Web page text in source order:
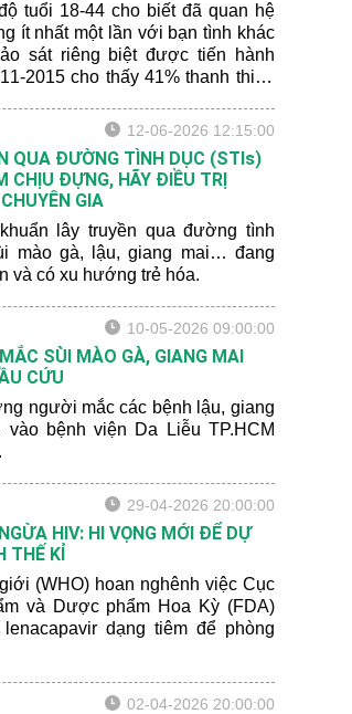
tuổi 18-44 cho biết đã quan hệ
ít nhất một lần với bạn tình khác
sát riêng biệt được tiến hành
2015 cho thấy 41% thanh thiếu
tình khác giới. 12-06-2026 12:15:00
QUA ĐƯỜNG TÌNH DỤC (STIs)
CHỊU ĐỰNG, HÃY ĐIỀU TRỊ
GIA
lây truyền qua đường tình
mào gà, lậu, giang mai… đang
và có xu hướng trẻ hóa.
10-05-2026 09:00:00
SÙI MÀO GÀ, GIANG MAI
CỨU
người mắc các bệnh lậu, giang
vào bệnh viện Da Liễu TP.HCM
29-04-2026 20:00:00
HIV: HI VỌNG MỚI ĐỂ DỰ
THẾ KỈ
(WHO) hoan nghênh việc Cục
và Dược phẩm Hoa Kỳ (FDA)
dạng tiêm để phòng
02-04-2026 20:00:00